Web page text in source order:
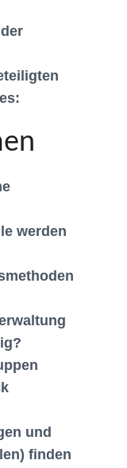
werden
und
finden